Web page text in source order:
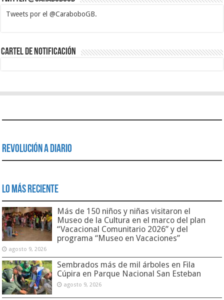
Tweets por el @CaraboboGB.
Cartel de Notificación
Revolución a Diario
Lo Más Reciente
Más de 150 niños y niñas visitaron el
Museo de la Cultura en el marco del plan
“Vacacional Comunitario 2026” y del
programa “Museo en Vacaciones”
agosto 9, 2026
Sembrados más de mil árboles en Fila
Cúpira en Parque Nacional San Esteban
agosto 9, 2026